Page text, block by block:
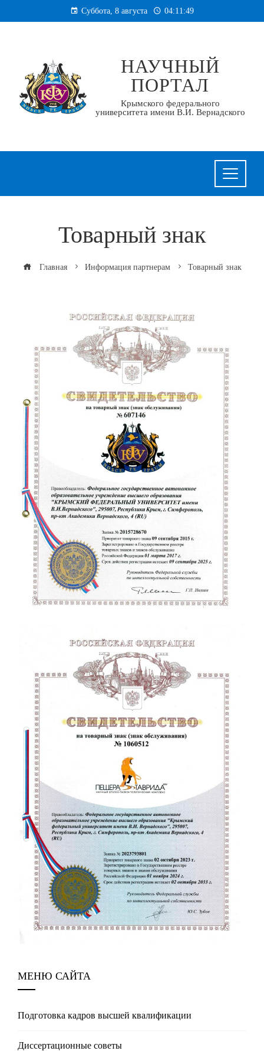
к
Суббота, 8 августа 04:11:49
НАУЧНЫЙ
ПОРТАЛ
Крымского федерального
университета имени В.И. Вернадского
Товарный знак
Главная Информация партнерам Товарный знак
МЕНЮ САЙТА
Подготовка кадров высшей квалификации
Диссертационные советы